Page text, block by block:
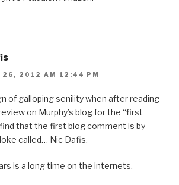
26, 2012 AM 12:44 PM
of galloping senility when after reading
on Murphy’s blog for the “first
that the first blog comment is by
called… Nic Dafis.
is a long time on the internets.